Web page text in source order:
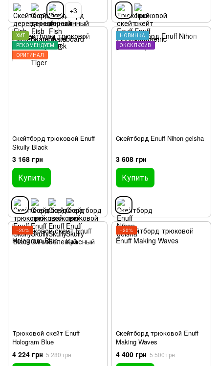
+3
ХИТ
РЕКОМЕНДУЕМ
ОРИГИНАЛ
Скейтборд трюковой Enuff
Skully Black
3 168 грн
Купить
НОВИНКА
ЭКСКЛЮЗИВ
Скейтборд Enuff Nihon geisha
3 608 грн
Купить
−20%
Трюковой скейт Enuff
Hologram Blue
4 224 грн 5 280 грн
−20%
Скейтборд трюковой Enuff
Making Waves
4 400 грн 5 500 грн